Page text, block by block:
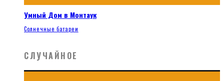
Умный Дом в Монтаук
Солнечные батареи
СЛУЧАЙНОЕ